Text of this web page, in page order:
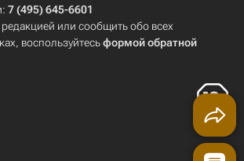
7 (495) 645-6601
редакцией или сообщить обо всех
воспользуйтесьформой обратной